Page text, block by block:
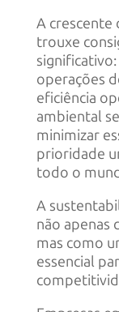
A crescente
trouxe
operações
eficiência
ambiental
minimizar
prioridade
todo o
A
não apenas
mas como
essencial